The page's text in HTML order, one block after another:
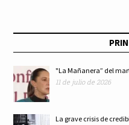
"La Mañanera” del
11 de julio de 2026
La grave crisis de